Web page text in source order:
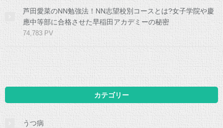
芦田愛菜のNN勉強法！NN志望校別コースとは?女子学院や慶
應中等部に合格させた早稲田アカデミーの秘密
74,783 PV
カテゴリー
うつ病